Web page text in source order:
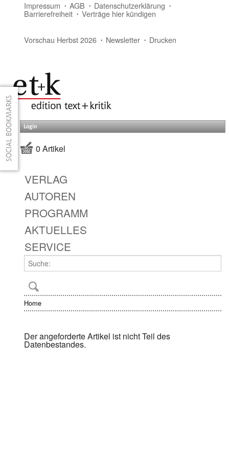
Impressum AGB Datenschutzerklärung
Barrierefreiheit Verträge hier kündigen
Vorschau Herbst 2026 Newsletter Drucken
Login
0 Artikel
VERLAG
AUTOREN
PROGRAMM
AKTUELLES
SERVICE
Home
Der angeforderte Artikel ist nicht Teil des
Datenbestandes.